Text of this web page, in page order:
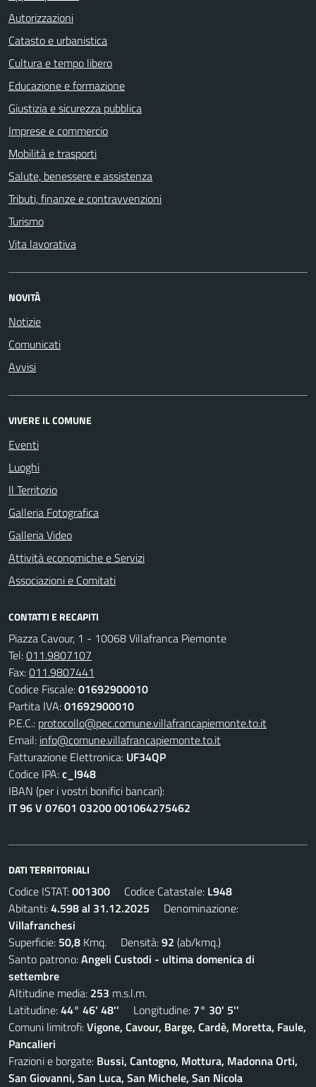
Autorizzazioni
Catasto e urbanistica
Cultura e tempo libero
Educazione e formazione
Giustizia e sicurezza pubblica
Imprese e commercio
Mobilità e trasporti
Salute, benessere e assistenza
Tributi, finanze e contravvenzioni
Turismo
Vita lavorativa
NOVITÀ
Notizie
Comunicati
Avvisi
VIVERE IL COMUNE
Eventi
Luoghi
Il Territorio
Galleria Fotografica
Galleria Video
Attività economiche e Servizi
Associazioni e Comitati
CONTATTI E RECAPITI
Piazza Cavour, 1 - 10068 Villafranca Piemonte
Tel:011.9807107
Fax:011.9807441
Codice Fiscale:01692900010
Partita IVA:01692900010
P.E.C.: protocollo@pec.comune.villafrancapiemonte.to.it
Email: info@comune.villafrancapiemonte.to.it
Fatturazione Elettronica: UF34QP
Codice IPA:c_l948
IBAN (per i vostri bonifici bancari):
IT 96 V 07601 03200 001064275462
DATI TERRITORIALI
Codice ISTAT:001300 Codice Catastale: L948
Abitanti:4.598 al 31.12.2025 Denominazione:
Villafranchesi
Superficie: 50,8 Kmq. Densità:92 (ab/kmq.)
Santo patrono:Angeli Custodi - ultima domenica di
settembre
Altitudine media: 253 m.s.l.m.
Latitudine:44° 46' 48'' Longitudine: 7° 30' 5''
Comuni limitrofi:Vigone, Cavour, Barge, Cardè, Moretta, Faule,
Pancalieri
Frazioni e borgate: Bussi, Cantogno, Mottura, Madonna Orti,
San Giovanni, San Luca, San Michele, San Nicola